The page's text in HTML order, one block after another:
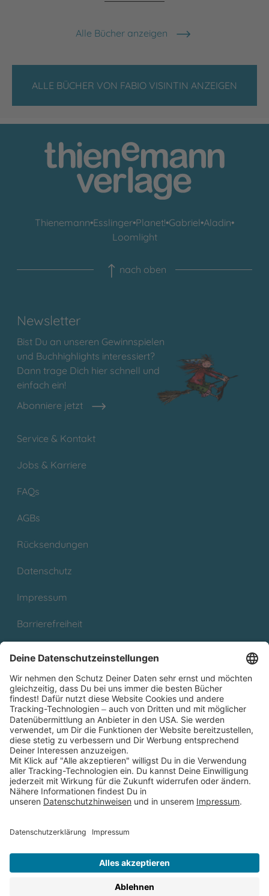
Alle Bücher anzeigen
ALLE BÜCHER VON FABIO VISINTIN ANZEIGEN
Thienemann•Esslinger•Planet!•Gabriel•Aladin•
Loomlight
nach oben
Newsletter
Bist Du an unseren Gewinnspielen
und Buchhighlights interessiert?
Dann trage Dich hier schnell und
einfach ein!
Abonniere jetzt
Service & Kontakt
Jobs & Karriere
FAQs
AGBs
Rücksendungen
Datenschutz
Impressum
Barrierefreiheit
Partnerprogramm (Affiliate)
Folge uns auf
* Versandkostenfrei ab 9,00 € Bestellwert innerhalb
Deutschlands
** Lieferzeit 1-3 Werktage innerhalb Deutschlands
Thienemann-Esslinger Verlag GmbH, Blumenstraße 36, D-70182